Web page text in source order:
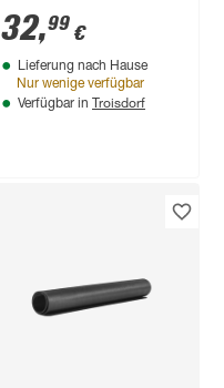
x 4,32 cm
32,99 €
Lieferung nach Hause
Nur wenige verfügbar
Verfügbar in Troisdorf